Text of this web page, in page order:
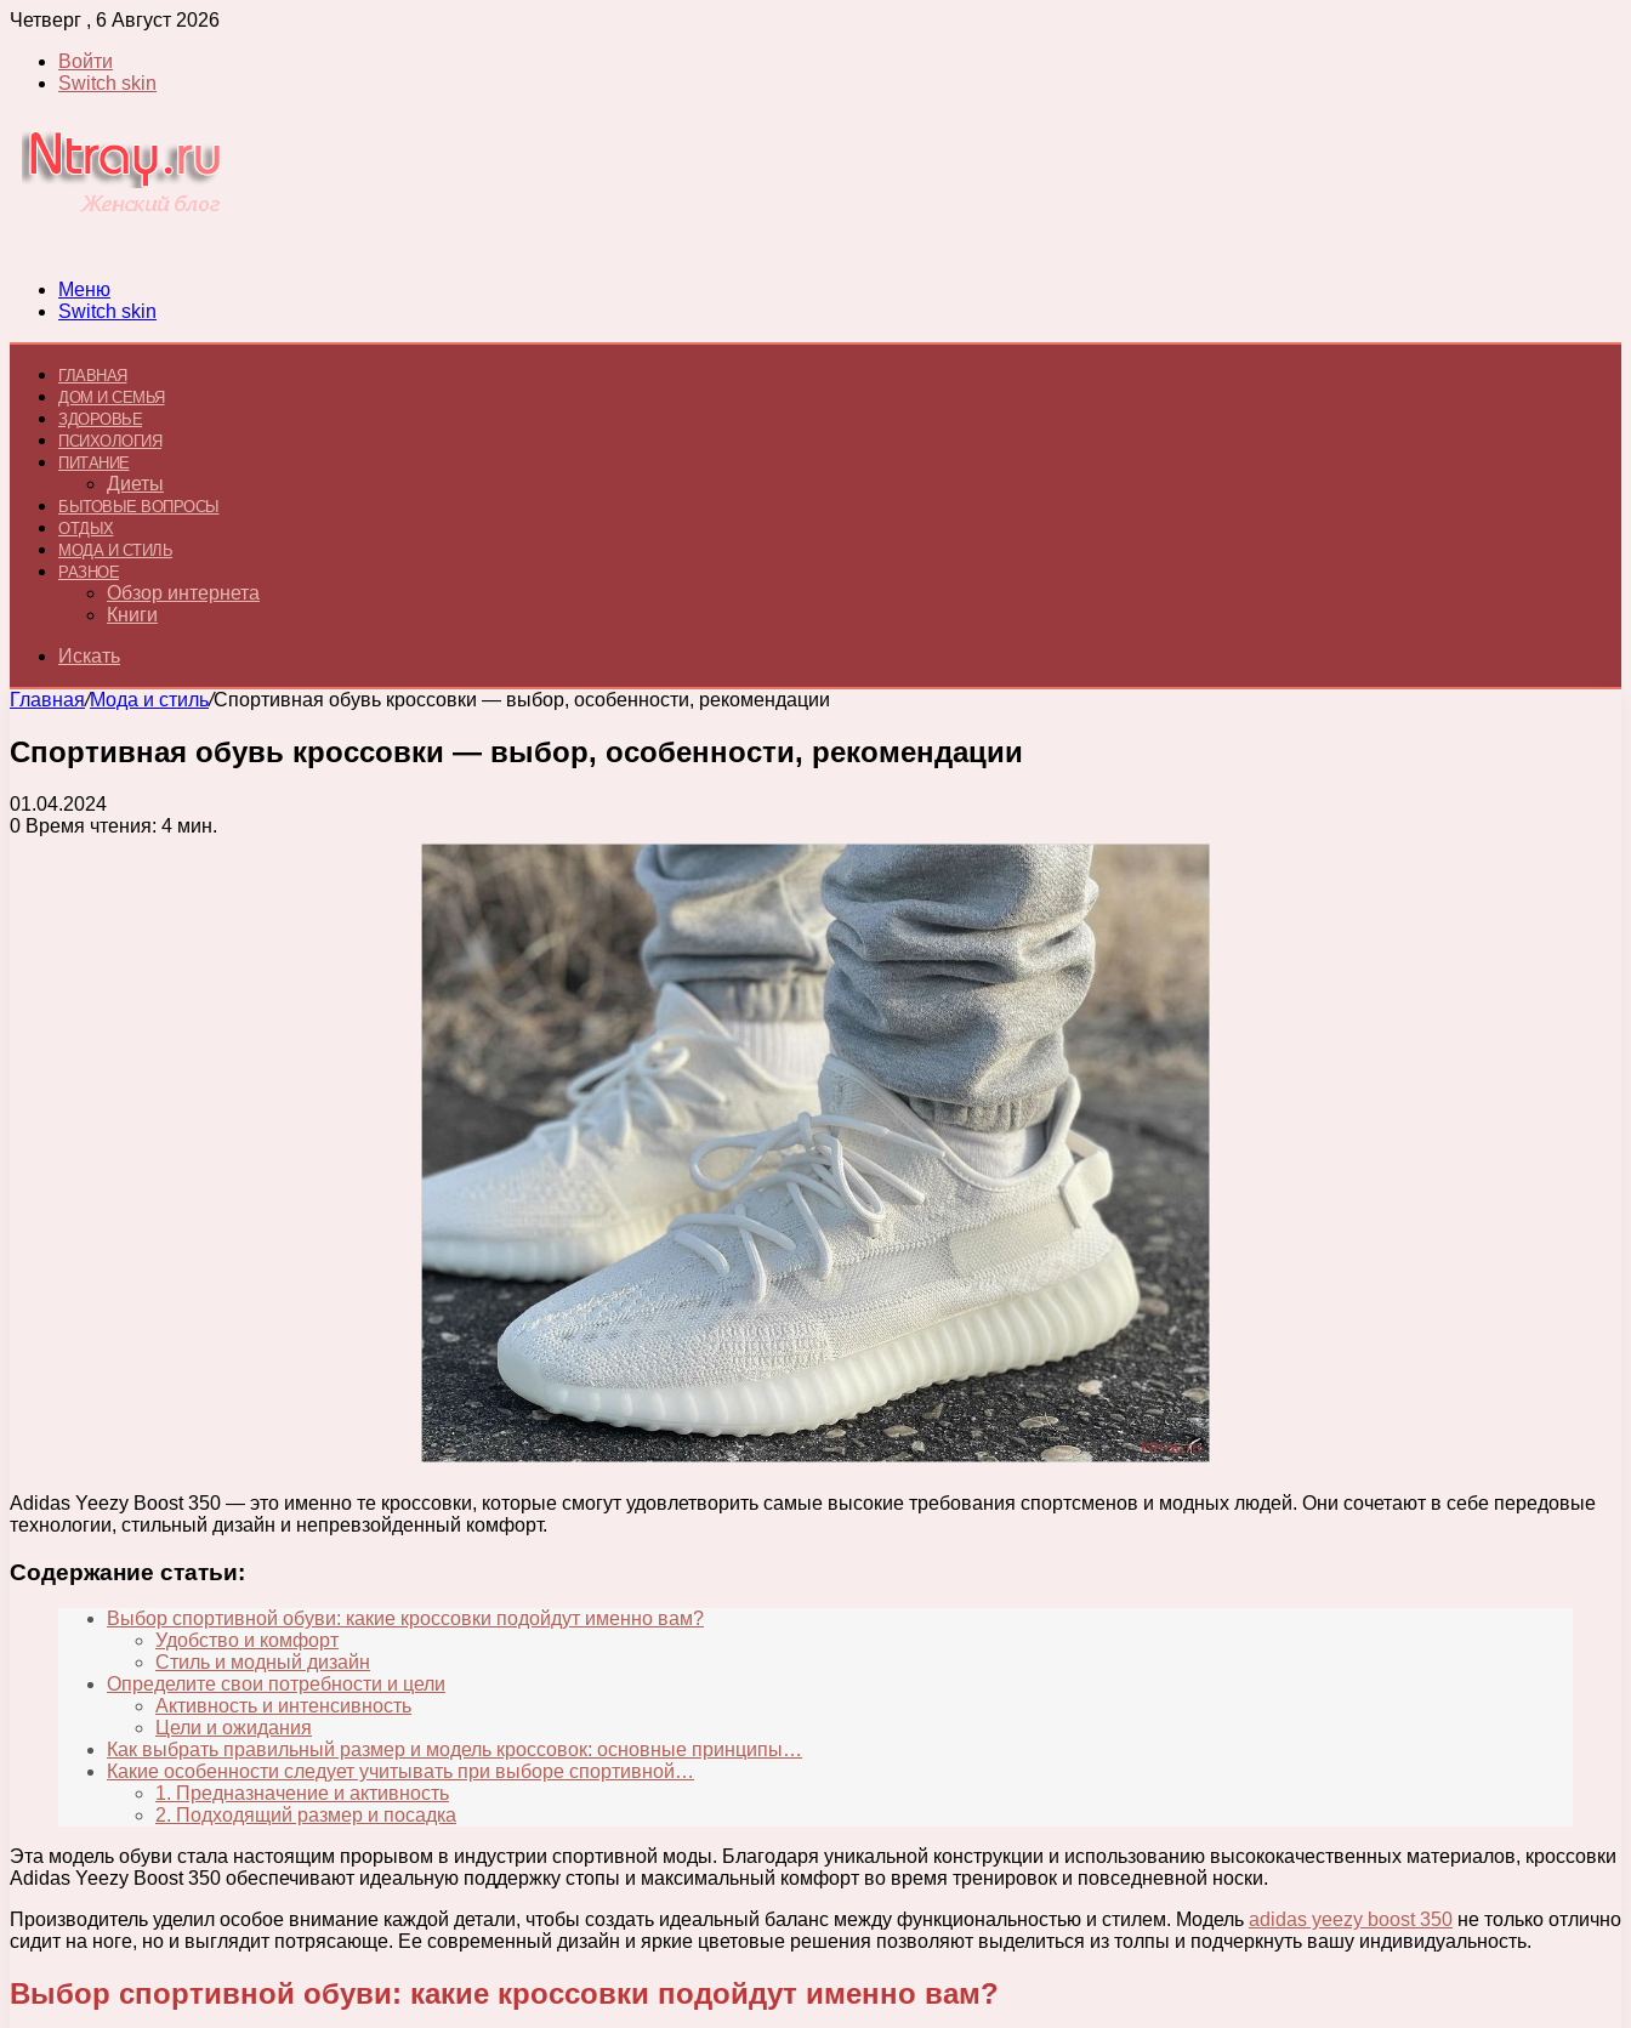
Четверг , 6 Август 2026
Войти
Switch skin
Меню
Switch skin
ГЛАВНАЯ
ДОМ И СЕМЬЯ
ЗДОРОВЬЕ
ПСИХОЛОГИЯ
ПИТАНИЕ
Диеты
БЫТОВЫЕ ВОПРОСЫ
ОТДЫХ
МОДА И СТИЛЬ
РАЗНОЕ
Обзор интернета
Книги
Искать
Главная/Мода и стиль/Спортивная обувь кроссовки — выбор, особенности, рекомендации
Спортивная обувь кроссовки — выбор, особенности, рекомендации
01.04.2024
0 Время чтения: 4 мин.
Adidas Yeezy Boost 350 — это именно те кроссовки, которые смогут удовлетворить самые высокие требования спортсменов и модных людей. Они сочетают в себе передовые
технологии, стильный дизайн и непревзойденный комфорт.
Содержание статьи:
Выбор спортивной обуви: какие кроссовки подойдут именно вам?
Удобство и комфорт
Стиль и модный дизайн
Определите свои потребности и цели
Активность и интенсивность
Цели и ожидания
Как выбрать правильный размер и модель кроссовок: основные принципы…
Какие особенности следует учитывать при выборе спортивной…
1. Предназначение и активность
2. Подходящий размер и посадка
Эта модель обуви стала настоящим прорывом в индустрии спортивной моды. Благодаря уникальной конструкции и использованию высококачественных материалов, кроссовки
Adidas Yeezy Boost 350 обеспечивают идеальную поддержку стопы и максимальный комфорт во время тренировок и повседневной носки.
Производитель уделил особое внимание каждой детали, чтобы создать идеальный баланс между функциональностью и стилем. Модель adidas yeezy boost 350 не только отлично
сидит на ноге, но и выглядит потрясающе. Ее современный дизайн и яркие цветовые решения позволяют выделиться из толпы и подчеркнуть вашу индивидуальность.
Выбор спортивной обуви: какие кроссовки подойдут именно вам?